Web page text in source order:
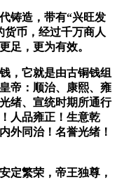
铸造，带有“兴旺发
货币，经过千万商人
足，更为有效。
，它就是由古铜钱组
帝：顺治、康熙、雍
绪、宣统时期所通行
人品雍正！生意乾
外同治！名誉光绪！
定繁荣，帝王独尊，